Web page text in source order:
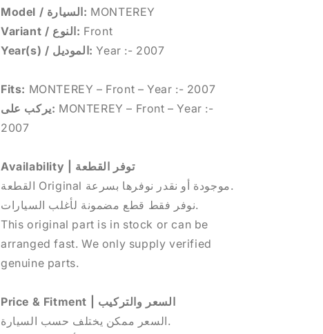
Model / السيارة: MONTEREY
Variant / النوع: Front
Year(s) / الموديل: Year :- 2007
Fits: MONTEREY – Front – Year :- 2007
يركب على: MONTEREY – Front – Year :-
2007
Availability | توفر القطعة
القطعة Original موجودة أو نقدر نوفرها بسرعة.
نوفر فقط قطع مضمونة لأغلب السيارات.
This original part is in stock or can be
arranged fast. We only supply verified
genuine parts.
Price & Fitment | السعر والتركيب
السعر ممكن يختلف حسب السيارة.